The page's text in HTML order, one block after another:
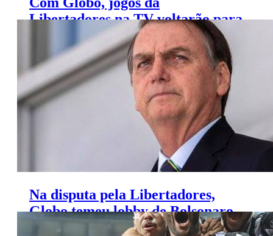
Libertadores na TV voltarão para
as quartas-feiras
Na disputa pela Libertadores,
Globo temeu lobby de Bolsonaro
a favor do SBT